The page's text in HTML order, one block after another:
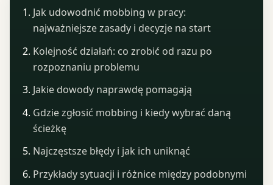
Jak udowodnić mobbing w pracy:
najważniejsze zasady i decyzje na start
Kolejność działań: co zrobić od razu po
rozpoznaniu problemu
Jakie dowody naprawdę pomagają
Gdzie zgłosić mobbing i kiedy wybrać daną
ścieżkę
Najczęstsze błędy i jak ich uniknąć
Przykłady sytuacji i różnice między podobnymi